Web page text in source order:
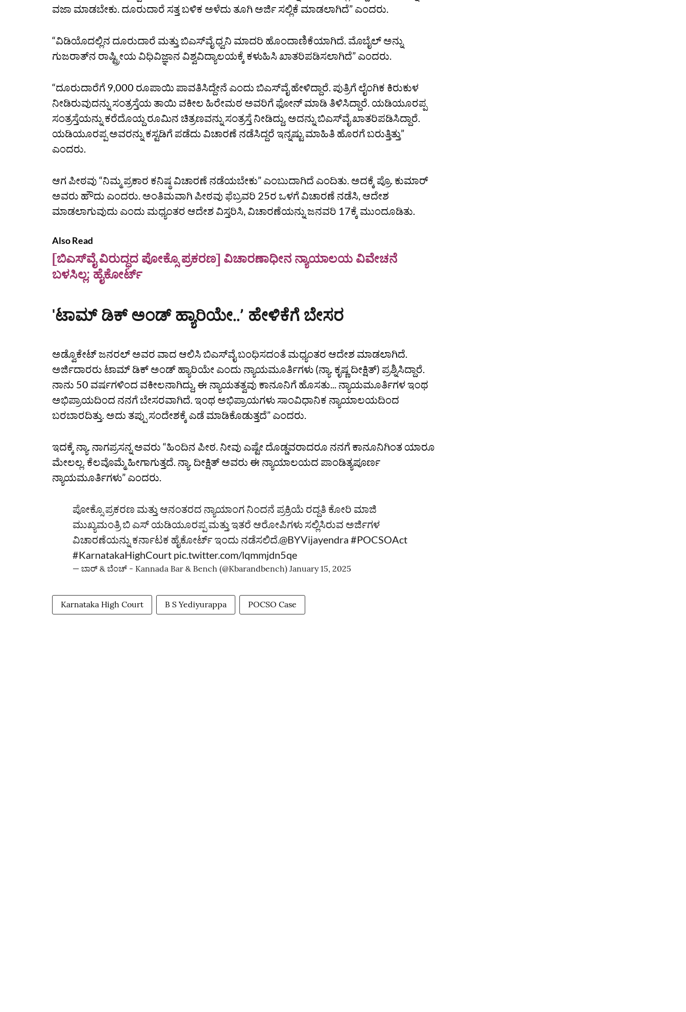
ವಜಾ ಮಾಡಬೇಕು. ದೂರುದಾರೆ ಸತ್ತ ಬಳಿಕ ಅಳೆದು ತೂಗಿ ಅರ್ಜಿ ಸಲ್ಲಿಕೆ ಮಾಡಲಾಗಿದೆ” ಎಂದರು.
“ವಿಡಿಯೊದಲ್ಲಿನ ದೂರುದಾರೆ ಮತ್ತು ಬಿಎಸ್‌ವೈ ಧ್ವನಿ ಮಾದರಿ ಹೊಂದಾಣಿಕೆಯಾಗಿದೆ. ಮೊಬೈಲ್‌ ಅನ್ನು
ಗುಜರಾತ್‌ನ ರಾಷ್ಟ್ರೀಯ ವಿಧಿವಿಜ್ಞಾನ ವಿಶ್ವವಿದ್ಯಾಲಯಕ್ಕೆ ಕಳುಹಿಸಿ ಖಾತರಿಪಡಿಸಲಾಗಿದೆ” ಎಂದರು.
“ದೂರುದಾರೆಗೆ 9,000 ರೂಪಾಯಿ ಪಾವತಿಸಿದ್ದೇನೆ ಎಂದು ಬಿಎಸ್‌ವೈ ಹೇಳಿದ್ದಾರೆ. ಪುತ್ರಿಗೆ ಲೈಂಗಿಕ ಕಿರುಕುಳ
ನೀಡಿರುವುದನ್ನು ಸಂತ್ರಸ್ತೆಯ ತಾಯಿ ವಕೀಲ ಹಿರೇಮಠ ಅವರಿಗೆ ಫೋನ್‌ ಮಾಡಿ ತಿಳಿಸಿದ್ದಾರೆ. ಯಡಿಯೂರಪ್ಪ
ಸಂತ್ರಸ್ತೆಯನ್ನು ಕರೆದೊಯ್ದ ರೂಮಿನ ಚಿತ್ರಣವನ್ನು ಸಂತ್ರಸ್ತೆ ನೀಡಿದ್ದು, ಅದನ್ನು ಬಿಎಸ್‌ವೈ ಖಾತರಿಪಡಿಸಿದ್ದಾರೆ.
ಯಡಿಯೂರಪ್ಪ ಅವರನ್ನು ಕಸ್ಟಡಿಗೆ ಪಡೆದು ವಿಚಾರಣೆ ನಡೆಸಿದ್ದರೆ ಇನ್ನಷ್ಟು ಮಾಹಿತಿ ಹೊರಗೆ ಬರುತ್ತಿತ್ತು”
ಎಂದರು.
ಆಗ ಪೀಠವು “ನಿಮ್ಮ ಪ್ರಕಾರ ಕನಿಷ್ಠ ವಿಚಾರಣೆ ನಡೆಯಬೇಕು” ಎಂಬುದಾಗಿದೆ ಎಂದಿತು. ಅದಕ್ಕೆ ಪ್ರೊ. ಕುಮಾರ್‌
ಅವರು ಹೌದು ಎಂದರು. ಅಂತಿಮವಾಗಿ ಪೀಠವು ಫೆಬ್ರವರಿ 25ರ ಒಳಗೆ ವಿಚಾರಣೆ ನಡೆಸಿ, ಆದೇಶ
ಮಾಡಲಾಗುವುದು ಎಂದು ಮಧ್ಯಂತರ ಆದೇಶ ವಿಸ್ತರಿಸಿ, ವಿಚಾರಣೆಯನ್ನು ಜನವರಿ 17ಕ್ಕೆ ಮುಂದೂಡಿತು.
Also Read
[ಬಿಎಸ್‌ವೈ ವಿರುದ್ಧದ ಪೋಕ್ಸೊ ಪ್ರಕರಣ] ವಿಚಾರಣಾಧೀನ ನ್ಯಾಯಾಲಯ ವಿವೇಚನೆ
ಬಳಸಿಲ್ಲ: ಹೈಕೋರ್ಟ್‌
'ಟಾಮ್‌ ಡಿಕ್‌ ಅಂಡ್‌ ಹ್ಯಾರಿಯೇ..ʼ ಹೇಳಿಕೆಗೆ ಬೇಸರ
ಅಡ್ವೊಕೇಟ್‌ ಜನರಲ್‌ ಅವರ ವಾದ ಆಲಿಸಿ ಬಿಎಸ್‌ವೈ ಬಂಧಿಸದಂತೆ ಮಧ್ಯಂತರ ಆದೇಶ ಮಾಡಲಾಗಿದೆ.
ಅರ್ಜಿದಾರರು ಟಾಮ್‌ ಡಿಕ್‌ ಅಂಡ್‌ ಹ್ಯಾರಿಯೇ ಎಂದು ನ್ಯಾಯಮೂರ್ತಿಗಳು (ನ್ಯಾ. ಕೃಷ್ಣ ದೀಕ್ಷಿತ್‌) ಪ್ರಶ್ನಿಸಿದ್ದಾರೆ.
ನಾನು 50 ವರ್ಷಗಳಿಂದ ವಕೀಲನಾಗಿದ್ದು, ಈ ನ್ಯಾಯತತ್ವವು ಕಾನೂನಿಗೆ ಹೊಸತು... ನ್ಯಾಯಮೂರ್ತಿಗಳ ಇಂಥ
ಅಭಿಪ್ರಾಯದಿಂದ ನನಗೆ ಬೇಸರವಾಗಿದೆ. ಇಂಥ ಅಭಿಪ್ರಾಯಗಳು ಸಾಂವಿಧಾನಿಕ ನ್ಯಾಯಾಲಯದಿಂದ
ಬರಬಾರದಿತ್ತು. ಅದು ತಪ್ಪು ಸಂದೇಶಕ್ಕೆ ಎಡೆ ಮಾಡಿಕೊಡುತ್ತದೆ” ಎಂದರು.
ಇದಕ್ಕೆ ನ್ಯಾ. ನಾಗಪ್ರಸನ್ನ ಅವರು “ಹಿಂದಿನ ಪೀಠ. ನೀವು ಎಷ್ಟೇ ದೊಡ್ಡವರಾದರೂ ನನಗೆ ಕಾನೂನಿಗಿಂತ ಯಾರೂ
ಮೇಲಲ್ಲ. ಕೆಲವೊಮ್ಮೆ ಹೀಗಾಗುತ್ತದೆ. ನ್ಯಾ. ದೀಕ್ಷಿತ್‌ ಅವರು ಈ ನ್ಯಾಯಾಲಯದ ಪಾಂಡಿತ್ಯಪೂರ್ಣ
ನ್ಯಾಯಮೂರ್ತಿಗಳು” ಎಂದರು.
ಪೋಕ್ಸೊ ಪ್ರಕರಣ ಮತ್ತು ಆನಂತರದ ನ್ಯಾಯಾಂಗ ನಿಂದನೆ ಪ್ರಕ್ರಿಯೆ ರದ್ದತಿ ಕೋರಿ ಮಾಜಿ
ಮುಖ್ಯಮಂತ್ರಿ ಬಿ ಎಸ್‌ ಯಡಿಯೂರಪ್ಪ ಮತ್ತು ಇತರೆ ಆರೋಪಿಗಳು ಸಲ್ಲಿಸಿರುವ ಅರ್ಜಿಗಳ
ವಿಚಾರಣೆಯನ್ನು ಕರ್ನಾಟಕ ಹೈಕೋರ್ಟ್‌ ಇಂದು ನಡೆಸಲಿದೆ.@BYVijayendra #POCSOAct
#KarnatakaHighCourt pic.twitter.com/lqmmjdn5qe
— ಬಾರ್‌ & ಬೆಂಚ್ - Kannada Bar & Bench (@Kbarandbench) January 15, 2025
Karnataka High Court B S Yediyurappa POCSO Case